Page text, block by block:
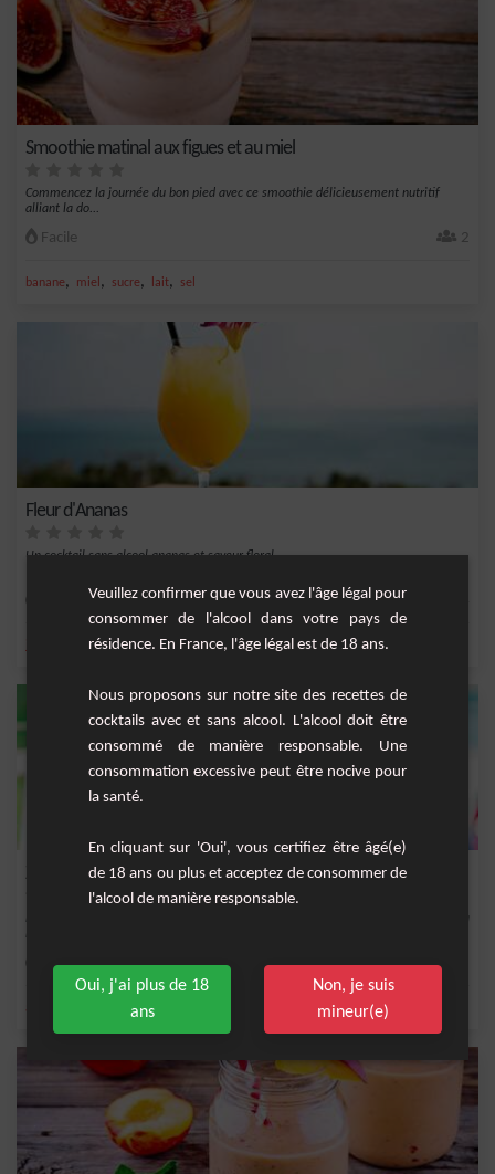
Smoothie matinal aux figues et au miel
Commencez la journée du bon pied avec ce smoothie délicieusement nutritif
alliant la do...
Facile 2
banane, miel , sucre, lait, sel
Fleur d'Ananas
Un cocktail sans alcool ananas et saveur floral
jus d'ananas,ananas,gousse de vanille,sucre, vanille
Zeitouni
Le cocktail Zeitouni est un mélange délicieux et rafraîchissant qui associe la vodka
Facile
sucre,
Veuillez confirmer que vous avez l'âge légal pour
consommer de l'alcool dans votre pays de
résidence. En France, l'âge légal est de 18 ans.
Nous proposons sur notre site des recettes de
cocktails avec et sans alcool. L'alcool doit être
consommé de manière responsable. Une
consommation excessive peut être nocive pour
la santé.
En cliquant sur 'Oui', vous certifiez être âgé(e)
de 18 ans ou plus et acceptez de consommer de
l'alcool de manière responsable.
Oui, j'ai plus de 18
ans
Non, je suis
mineur(e)